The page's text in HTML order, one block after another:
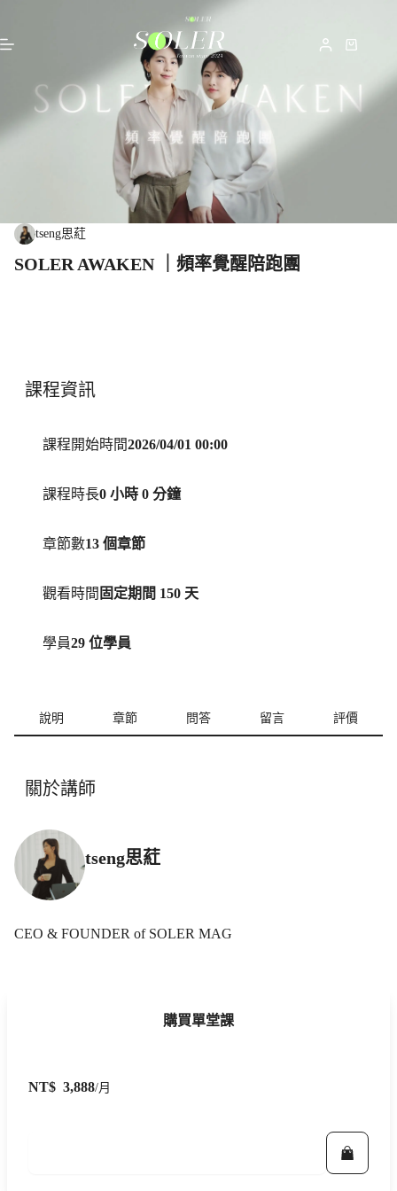
tseng思葒
SOLER AWAKEN ｜頻率覺醒陪跑團
課程資訊
課程開始時間2026/04/01 00:00
課程時長0 小時 0 分鐘
章節數13 個章節
觀看時間 固定期間 150 天
學員29 位學員
說明 章節 問答 留言 評價
關於講師
tseng思葒
CEO & FOUNDER of SOLER MAG
購買單堂課
NT$ 3,888/月